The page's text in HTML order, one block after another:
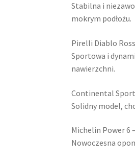
Stabilna i
mokrym podłożu.
Pirelli Diablo
Sportowa i
nawierzchni.
Continental
Solidny model,
Michelin Power 6
Nowoczesna